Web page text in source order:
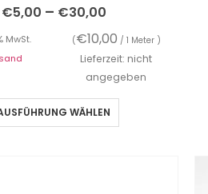
€5,00 – €30,00
MwSt. (€10,00 / 1 Meter )
Lieferzeit: nicht
angegeben
WÄHLEN